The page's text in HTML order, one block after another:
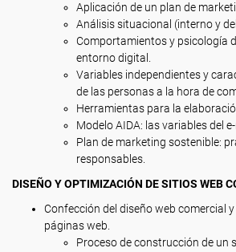
Aplicación de un plan de
Análisis situacional (interno y
Comportamientos y psicología
entorno digital.
Variables independientes y
de las personas a la hora de
Herramientas para la
Modelo AIDA: las variables del
Plan de marketing sostenible:
responsables.
DISEÑO Y OPTIMIZACIÓN DE SITIOS WEB
Confección del diseño web comercial
páginas web.
Proceso de construcción de un